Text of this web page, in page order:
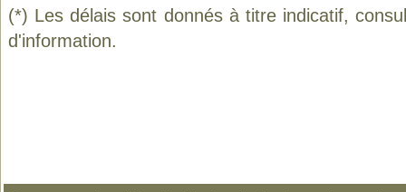
(*) Les délais sont donnés à titre indicatif,
d'information.